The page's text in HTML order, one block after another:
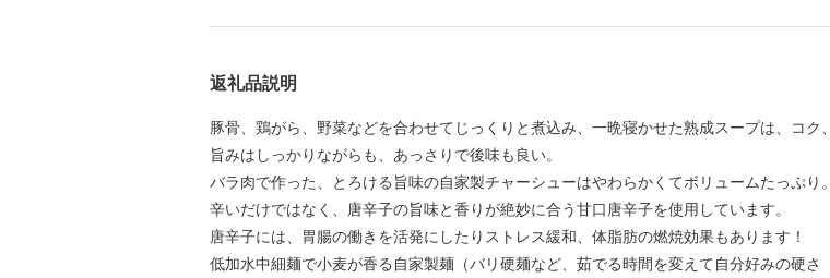
返礼品説明
豚骨、鶏がら、野菜などを合わせてじっくりと煮込み、一晩寝かせた熟成スープは、コク、
旨みはしっかりながらも、あっさりで後味も良い。
バラ肉で作った、とろける旨味の自家製チャーシューはやわらかくてボリュームたっぷり。
辛いだけではなく、唐辛子の旨味と香りが絶妙に合う甘口唐辛子を使用しています。
唐辛子には、胃腸の働きを活発にしたりストレス緩和、体脂肪の燃焼効果もあります！
低加水中細麺で小麦が香る自家製麺（バリ硬麺など、茹でる時間を変えて自分好みの硬さ